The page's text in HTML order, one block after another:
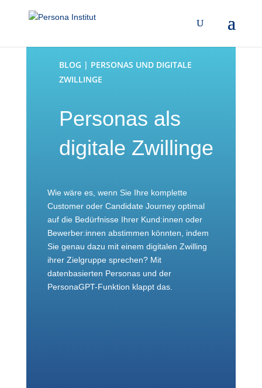
BLOG | PERSONAS UND DIGITALE
ZWILLINGE
Personas als
digitale Zwillinge
Wie wäre es, wenn Sie Ihre komplette
Customer oder Candidate Journey optimal
auf die Bedürfnisse Ihrer Kund:innen oder
Bewerber:innen abstimmen könnten, indem
Sie genau dazu mit einem digitalen Zwilling
ihrer Zielgruppe sprechen? Mit
datenbasierten Personas und der
PersonaGPT-Funktion klappt das.